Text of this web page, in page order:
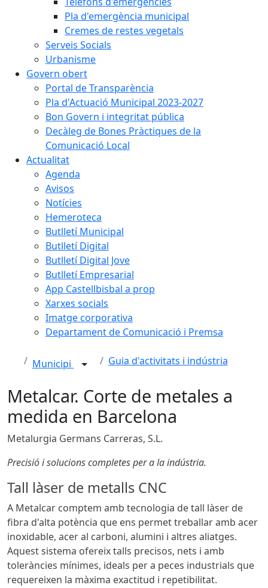
Pla d'emergència municipal
Cremes de restes vegetals
Serveis Socials
Urbanisme
Govern obert
Portal de Transparència
Pla d'Actuació Municipal 2023-2027
Bon Govern i integritat pública
Decàleg de Bones Pràctiques de la
Comunicació Local
Actualitat
Agenda
Avisos
Notícies
Hemeroteca
Butlletí Municipal
Butlletí Digital
Butlletí Digital Jove
Butlletí Empresarial
App Castellbisbal a prop
Xarxes socials
Imatge corporativa
Departament de Comunicació i Premsa
Municipi Guia d'activitats i indústria
Metalcar. Corte de metales a
medida en Barcelona
Metalurgia Germans Carreras, S.L.
Precisió i solucions completes per a la indústria.
Tall làser de metalls CNC
A Metalcar comptem amb tecnologia de tall làser de
fibra d'alta potència que ens permet treballar amb acer
inoxidable, acer al carboni, alumini i altres aliatges.
Aquest sistema ofereix talls precisos, nets i amb
toleràncies mínimes, ideals per a peces industrials que
requereixen la màxima exactitud i repetibilitat.